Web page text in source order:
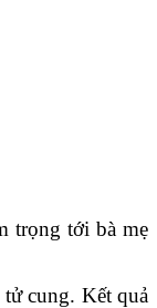
trọng tới bà mẹ
cung. Kết quả